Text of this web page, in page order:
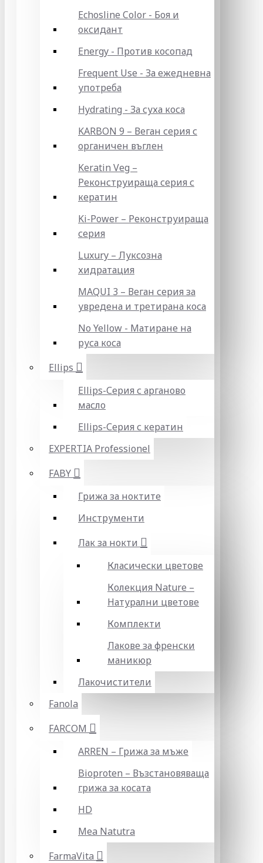
Echosline Color - Боя и
оксидант
Energy - Против косопад
Frequent Use - За ежедневна
употреба
Hydrating - За суха коса
KARBON 9 – Веган серия с
органичен въглен
Keratin Veg –
Реконструираща серия с
кератин
Ki-Power – Реконструираща
серия
Luxury – Луксозна
хидратация
MAQUI 3 – Веган серия за
увредена и третирана коса
No Yellow - Матиране на
руса коса
Ellips
Ellips-Серия с арганово
масло
Ellips-Серия с кератин
EXPERTIA Professionel
FABY
Грижа за ноктите
Инструменти
Лак за нокти
Класически цветове
Колекция Nature –
Натурални цветове
Комплекти
Лакове за френски
маникюр
Лакочистители
Fanola
FARCOM
ARREN – Грижа за мъже
Bioproten – Възстановяваща
грижа за косата
HD
Mea Natutra
FarmaVita